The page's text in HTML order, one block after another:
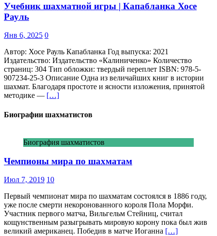
Учебник шахматной игры | Капабланка Хосе
Рауль
Янв 6, 2025 0
Автор: Хосе Рауль Капабланка Год выпуска: 2021
Издательство: Издательство «Калиниченко» Количество
страниц: 304 Тип обложки: твердый переплет ISBN: 978-5-
907234-25-3 Описание Одна из величайших книг в истории
шахмат. Благодаря простоте и ясности изложения, принятой
методике — […]
Биографии шахматистов
Биография шахматистов
Чемпионы мира по шахматам
Июл 7, 2019 10
Первый чемпионат мира по шахматам состоялся в 1886 году,
уже после смерти некоронованного короля Пола Морфи.
Участник первого матча, Вильгельм Стейниц, считал
кощунственным разыгрывать мировую корону пока был жив
великий американец. Победив в матче Иоганна […]